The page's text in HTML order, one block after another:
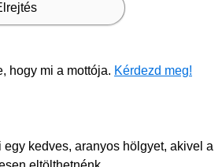
hogy mi a mottója. Kérdezd meg!
kedves, aranyos hölgyet, akivel a